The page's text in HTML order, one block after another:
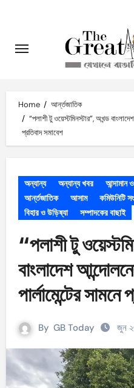
content
Home
আর্ন্তজাতিক
“পলাশী টু ওয়েস্টমিনস্টার”, অখন্ড
প্রতিবাদ সমাবেশ
অন্যান্য অন্যান্য খবর আন্দামান
আর্ন্তজাতিক
আসাম কমিউনিটি
বিহার ও উড়িষ্যা
সম্পাদকের বাছাই
“পলাশী টু
বাংলাদেশ
পার্লামেন্টের
By GB Today জুন